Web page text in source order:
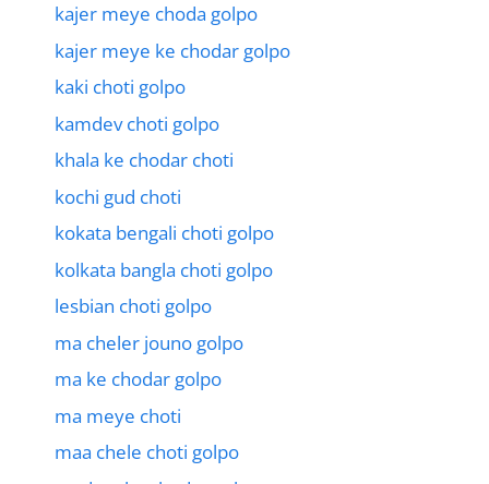
kajer meye choda golpo
kajer meye ke chodar golpo
kaki choti golpo
kamdev choti golpo
khala ke chodar choti
kochi gud choti
kokata bengali choti golpo
kolkata bangla choti golpo
lesbian choti golpo
ma cheler jouno golpo
ma ke chodar golpo
ma meye choti
maa chele choti golpo